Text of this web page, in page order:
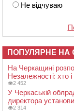
Не відчуваю
ПОПУЛЯРНЕ НА
На Черкащині
Незалежності: хто
2 452
У Черкаській
директора
2 314